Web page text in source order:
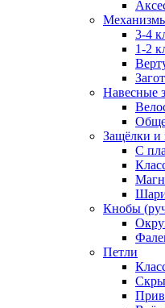
3-4
1-2
Навесные
Защёлки и
С
Кнобы
Петли